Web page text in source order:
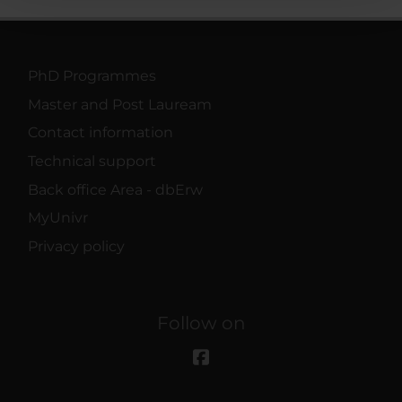
PhD Programmes
Master and Post Lauream
Contact information
Technical support
Back office Area - dbErw
MyUnivr
Privacy policy
Follow on